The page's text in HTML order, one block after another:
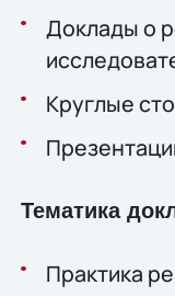
Доклады о
Круглые
Тематика
Практика